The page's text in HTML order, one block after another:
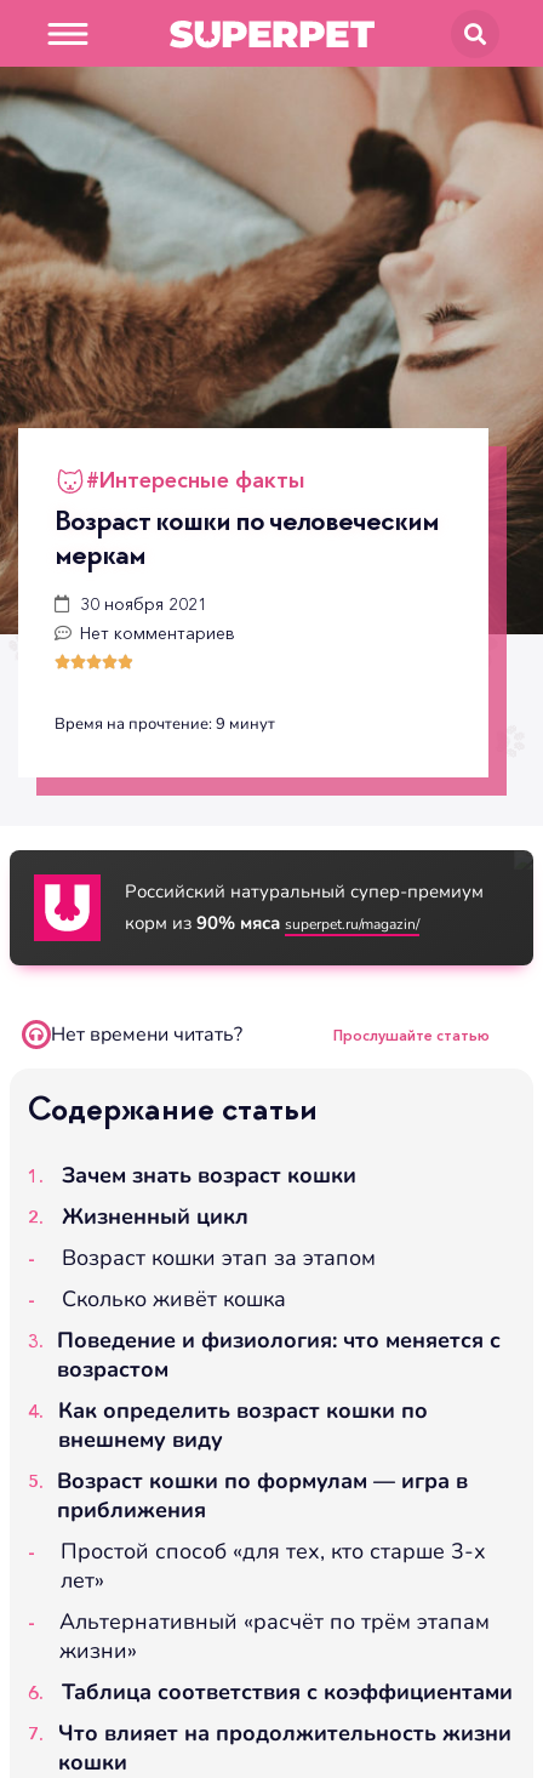
В магазин
SUPERPET
#Интересные факты
Возраст кошки по человеческим
меркам
30 ноября 2021
Нет комментариев

Время на прочтение:9 минут
Российский натуральный супер-премиум
корм из 90% мяса superpet.ru/magazin/
Нет времени читать? Прослушайте статью
Содержание статьи
Зачем знать возраст кошки
Жизненный цикл
Возраст кошки этап за этапом
Сколько живёт кошка
Поведение и физиология: что меняется с
возрастом
Как определить возраст кошки по
внешнему виду
Возраст кошки по формулам — игра в
приближения
Простой способ «для тех, кто старше 3-х
лет»
Альтернативный «расчёт по трём этапам
жизни»
Таблица соответствия с коэффициентами
Что влияет на продолжительность жизни
кошки